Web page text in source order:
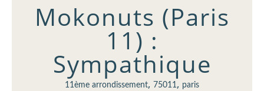
Mokonuts (Paris
11) :
Sympathique
11ème arrondissement, 75011, paris